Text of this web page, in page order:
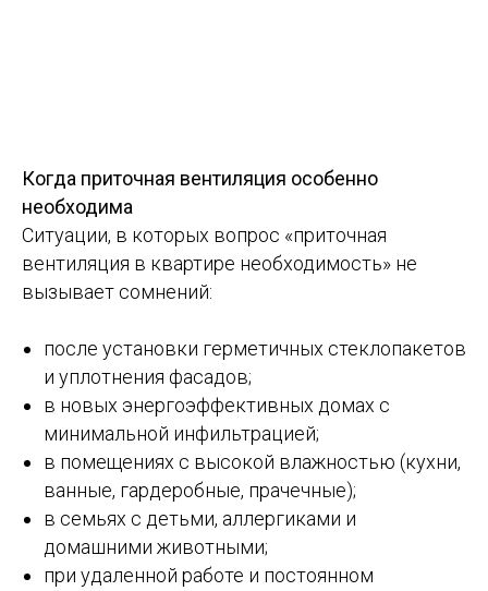
Когда приточная вентиляция особенно
необходима
Ситуации, в которых вопрос «приточная
вентиляция в квартире необходимость» не
вызывает сомнений:
после установки герметичных стеклопакетов
и уплотнения фасадов;
в новых энергоэффективных домах с
минимальной инфильтрацией;
в помещениях с высокой влажностью (кухни,
ванные, гардеробные, прачечные);
в семьях с детьми, аллергиками и
домашними животными;
при удаленной работе и постоянном